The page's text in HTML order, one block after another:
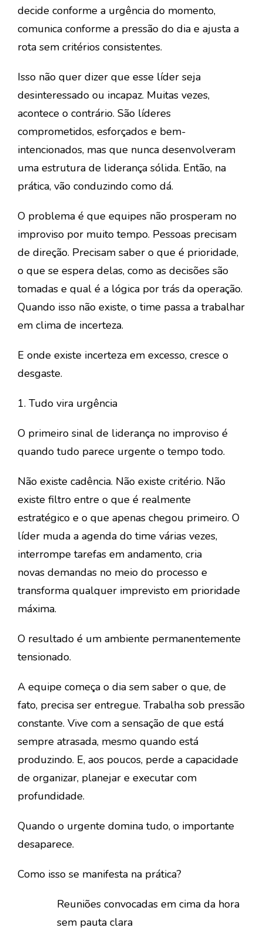
decide conforme a urgência do momento,
comunica conforme a pressão do dia e ajusta a
rota sem critérios consistentes.
Isso não quer dizer que esse líder seja
desinteressado ou incapaz. Muitas vezes,
acontece o contrário. São líderes
comprometidos, esforçados e bem-
intencionados, mas que nunca desenvolveram
uma estrutura de liderança sólida. Então, na
prática, vão conduzindo como dá.
O problema é que equipes não prosperam no
improviso por muito tempo. Pessoas precisam
de direção. Precisam saber o que é prioridade,
o que se espera delas, como as decisões são
tomadas e qual é a lógica por trás da operação.
Quando isso não existe, o time passa a trabalhar
em clima de incerteza.
E onde existe incerteza em excesso, cresce o
desgaste.
1. Tudo vira urgência
O primeiro sinal de liderança no improviso é
quando tudo parece urgente o tempo todo.
Não existe cadência. Não existe critério. Não
existe filtro entre o que é realmente
estratégico e o que apenas chegou primeiro. O
líder muda a agenda do time várias vezes,
interrompe tarefas em andamento, cria
novas demandas no meio do processo e
transforma qualquer imprevisto em prioridade
máxima.
O resultado é um ambiente permanentemente
tensionado.
A equipe começa o dia sem saber o que, de
fato, precisa ser entregue. Trabalha sob pressão
constante. Vive com a sensação de que está
sempre atrasada, mesmo quando está
produzindo. E, aos poucos, perde a capacidade
de organizar, planejar e executar com
profundidade.
Quando o urgente domina tudo, o importante
desaparece.
Como isso se manifesta na prática?
Reuniões convocadas em cima da hora
sem pauta clara